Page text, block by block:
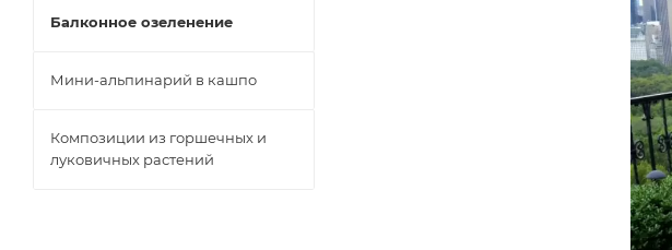
Балконное озеленение
Мини-альпинарий в кашпо
Композиции из горшечных и
луковичных растений